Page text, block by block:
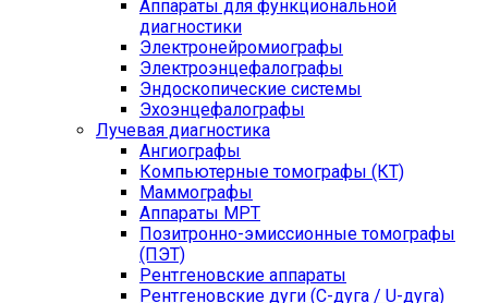
Аппараты для функциональной
диагностики
Электронейромиографы
Электроэнцефалографы
Эндоскопические системы
Эхоэнцефалографы
Лучевая диагностика
Ангиографы
Компьютерные томографы (КТ)
Маммографы
Аппараты МРТ
Позитронно-эмиссионные томографы
(ПЭТ)
Рентгеновские аппараты
Рентгеновские дуги (С-дуга / U-дуга)